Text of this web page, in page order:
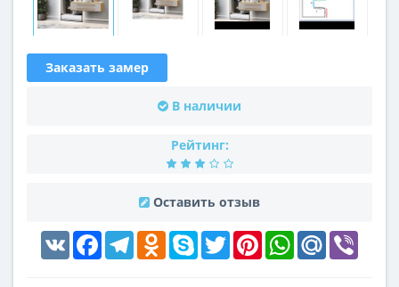
Заказать замер
В наличии
Рейтинг:
Оставить отзыв
VK FacebookTelegramOdnoklassniki
Skype Twitter PinterestWhatsAppMail.Ru